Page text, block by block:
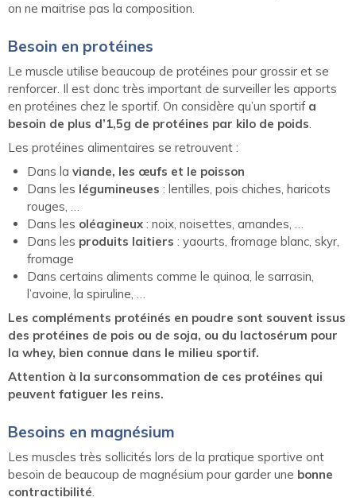
on ne maitrise pas la composition.
Besoin en protéines
Le muscle utilise beaucoup de protéines pour grossir et se
renforcer. Il est donc très important de surveiller les apports
en protéines chez le sportif. On considère qu’un sportif a
besoin de plus d’1,5g de protéines par kilo de poids.
Les protéines alimentaires se retrouvent :
Dans la viande, les œufs et le poisson
Dans les légumineuses : lentilles, pois chiches, haricots
rouges, …
Dans les oléagineux : noix, noisettes, amandes, …
Dans les produits laitiers : yaourts, fromage blanc, skyr,
fromage
Dans certains aliments comme le quinoa, le sarrasin,
l’avoine, la spiruline, …
Les compléments protéinés en poudre sont souvent issus
des protéines de pois ou de soja, ou du lactosérum pour
la whey, bien connue dans le milieu sportif.
Attention à la surconsommation de ces protéines qui
peuvent fatiguer les reins.
Besoins en magnésium
Les muscles très sollicités lors de la pratique sportive ont
besoin de beaucoup de magnésium pour garder une bonne
contractibilité.